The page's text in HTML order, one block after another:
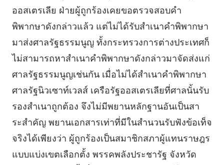
ออสเตรเลีย ฝ่ายผู้ถูกร้องเคยขอตรวจสอบคํา
พิพากษาดังกล่าวแล้ว แต่ไม่ได้รับสําเนาคําพิพากษา
มาส่งศาลรัฐธรรมนูญ ทั้งกระทรวงการต่างประเทศก็
ไม่สามารถหาสําเนาคําพิพากษาดังกล่าวมาจัดส่งแก่
ศาลรัฐธรรมนูญเช่นกัน เมื่อไม่ได้สําเนาคําพิพากษา
ศาลรัฐนิวเซาท์เวลส์ เครือรัฐออสเตรเลียที่ศาลนั้นรับ
รองสําเนาถูกต้อง จึงไม่มีพยานหลักฐานอันเป็นสา
ระสําคัญ พยานเอกสารเท่าที่มีในสํานวนรับฟังข้อเท็จ
จริงได้เพียงว่า ผู้ถูกร้องเป็นสมาชิกสภาผู้แทนราษฎร
แบบแบ่งเขตเลือกตั้ง พรรคพลังประชารัฐ จังหวัด